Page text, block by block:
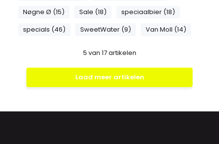
Nøgne Ø (15)
Sale (18)
speciaalbier (18)
specials (46)
SweetWater (9) Van Moll (14)
5 van 17artikelen
Laad meer artikelen